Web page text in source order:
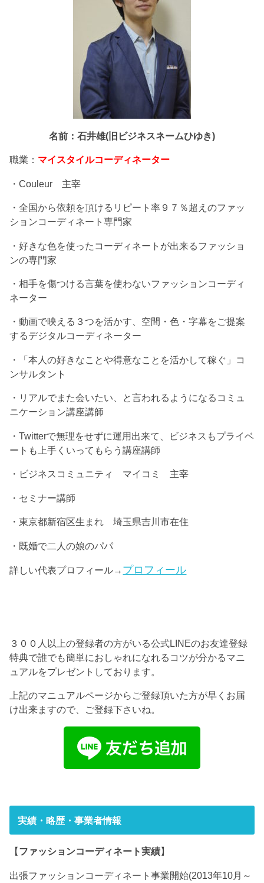
名前：石井雄(旧ビジネスネームひゆき)
職業： マイスタイルコーディネーター
・Couleur 主宰
・全国から依頼を頂けるリピート率９７％超えのファッ
ションコーディネート専門家
・好きな色を使ったコーディネートが出来るファッショ
ンの専門家
・相手を傷つける言葉を使わないファッションコーディ
ネーター
・動画で映える３つを活かす、空間・色・字幕をご提案
するデジタルコーディネーター
・「本人の好きなことや得意なことを活かして稼ぐ」コ
ンサルタント
・リアルでまた会いたい、と言われるようになるコミュ
ニケーション講座講師
・Twitterで無理をせずに運用出来て、ビジネスもプライベ
ートも上手くいってもらう講座講師
・ビジネスコミュニティ マイコミ 主宰
・セミナー講師
・東京都新宿区生まれ 埼玉県吉川市在住
・既婚で二人の娘のパパ
詳しい代表プロフィール→ プロフィール
３００人以上の登録者の方がいる公式LINEのお友達登録
特典で誰でも簡単におしゃれになれるコツが分かるマニ
ュアルをプレゼントしております。
上記のマニュアルページからご登録頂いた方が早くお届
け出来ますので、ご登録下さいね。
実績・略歴・事業者情報
【 ファッションコーディネート実績】
出張ファッションコーディネート事業開始(2013年10月～